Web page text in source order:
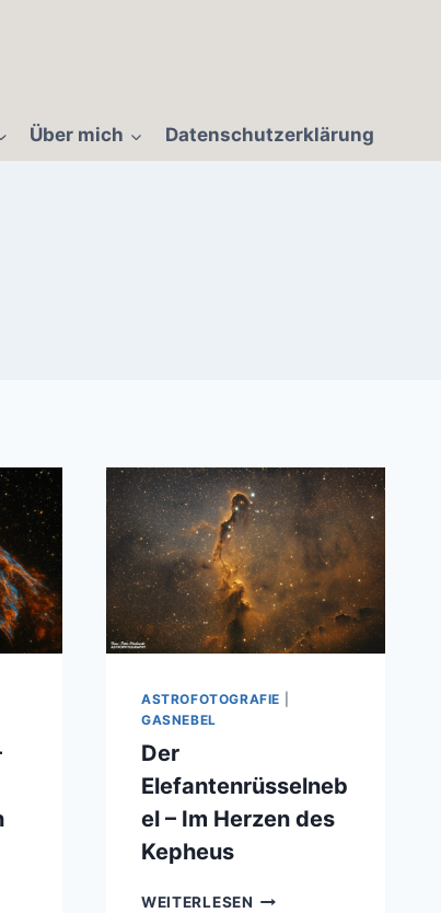
Über mich Datenschutzerklärung
ASTROFOTOGRAFIE
GASNEBEL
Der
Elefantenrüsselneb
el – Im Herzen des
Kepheus
WEITERLESEN DER